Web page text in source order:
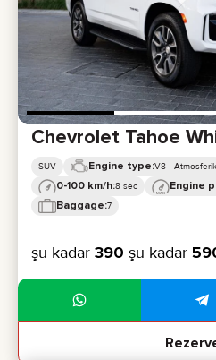
Chevrolet Tahoe
SUV Engine type:V8 - Atmosferik
0-100 km/h:8 sec Engine
Baggage:7
şu kadar 390 şu kadar